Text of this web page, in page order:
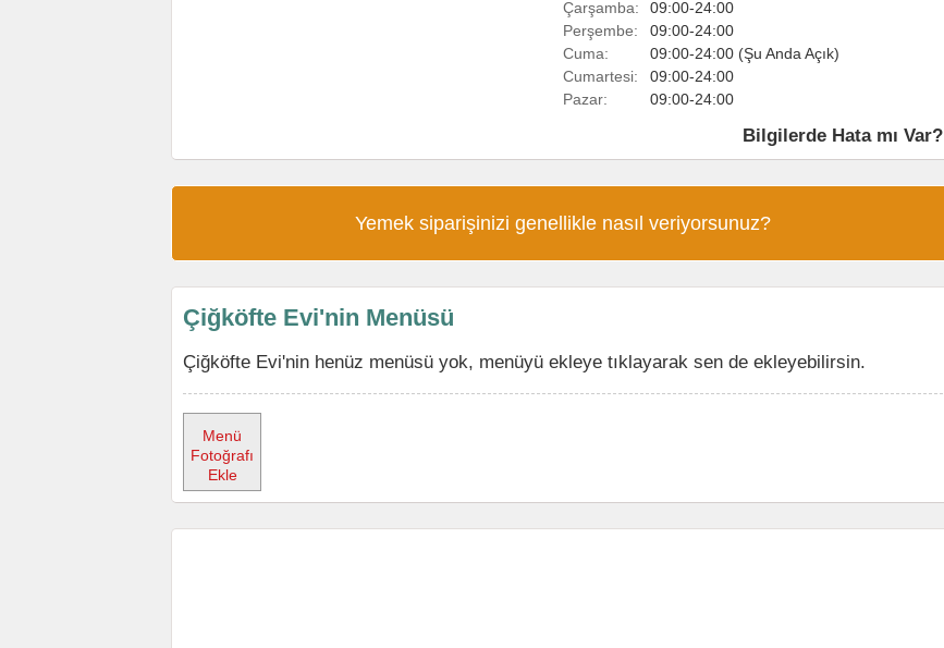
Çarşamba:
09:00-24:00
Perşembe:
09:00-24:00
Cuma:
09:00-24:00 (Şu Anda Açık)
Cumartesi:
09:00-24:00
Pazar:
09:00-24:00
Bilgilerde Hata mı Var?
Yemek siparişinizi genellikle nasıl veriyorsunuz?
Çiğköfte Evi'nin Menüsü
Çiğköfte Evi'nin henüz menüsü yok, menüyü ekleye tıklayarak sen de ekleyebilirsin.
Menü
Fotoğrafı
Ekle